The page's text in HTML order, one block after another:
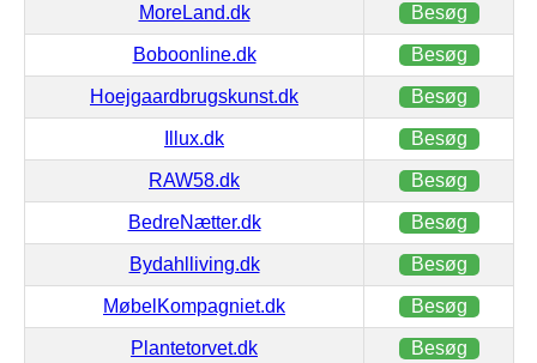
MoreLand.dk Besøg
Boboonline.dk Besøg
Hoejgaardbrugskunst.dk Besøg
Illux.dk Besøg
RAW58.dk Besøg
BedreNætter.dk Besøg
Bydahlliving.dk Besøg
MøbelKompagniet.dk Besøg
Plantetorvet.dk Besøg